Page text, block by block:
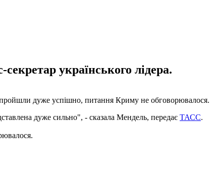
українського лідера.
дуже успішно, питання Криму не обговорювалося.
​​дуже сильно", - сказала Мендель, передає ТАСС.